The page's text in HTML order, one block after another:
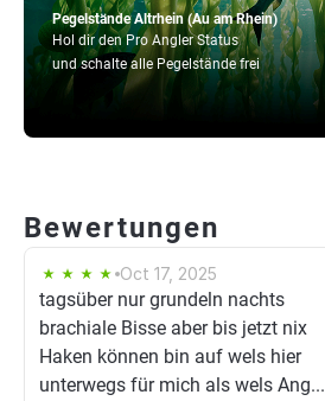
Pegelstände Altrhein (Au am Rhein)
Hol dir den Pro Angler Status
und schalte alle Pegelstände frei
Bewertungen
Oct 17, 2025
tagsüber nur grundeln nachts
brachiale Bisse aber bis jetzt nix
Haken können bin auf wels hier
unterwegs für mich als wels Ang...